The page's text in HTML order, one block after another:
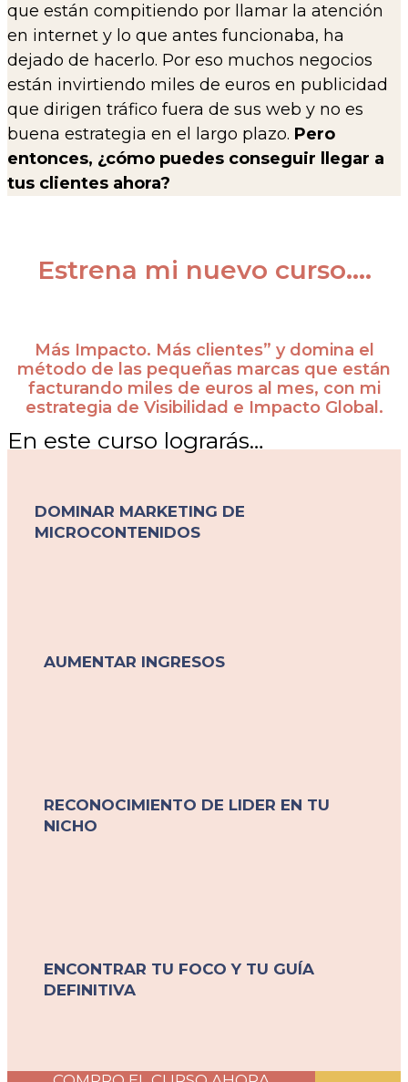
que están compitiendo por llamar la atención
en internet y lo que antes funcionaba, ha
dejado de hacerlo. Por eso muchos negocios
están invirtiendo miles de euros en publicidad
que dirigen tráfico fuera de sus web y no es
buena estrategia en el largo plazo. Pero
entonces, ¿cómo puedes conseguir llegar a
tus clientes ahora?
Estrena mi nuevo curso….
Más Impacto. Más clientes” y domina el
método de las pequeñas marcas que están
facturando miles de euros al mes, con mi
estrategia de Visibilidad e Impacto Global.
En este curso lograrás…
DOMINAR MARKETING DE
MICROCONTENIDOS
AUMENTAR INGRESOS
RECONOCIMIENTO DE LIDER EN TU
NICHO
ENCONTRAR TU FOCO Y TU GUÍA
DEFINITIVA